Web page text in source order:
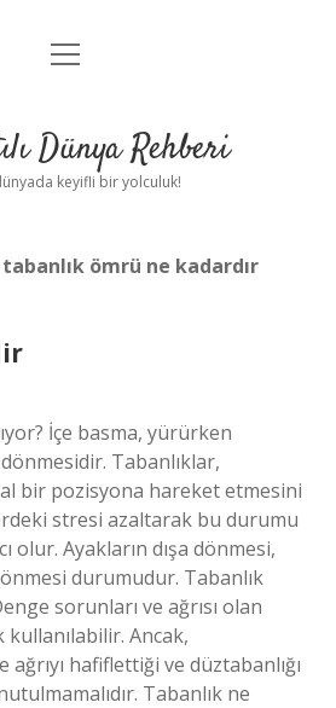
Anasayfa
Yasal Uyarı
menüyü
Dünya Rehberi
keyifli bir yolculuk!
ömrü ne kadardır
İçe basma, yürürken
dönmesidir. Tabanlıklar,
bir pozisyona hareket etmesini
stresi azaltarak bu durumu
olur. Ayakların dışa dönmesi,
durumudur. Tabanlık
sorunları ve ağrısı olan
Ancak,
ağrıyı hafiflettiği ve düztabanlığı
Tabanlık ne